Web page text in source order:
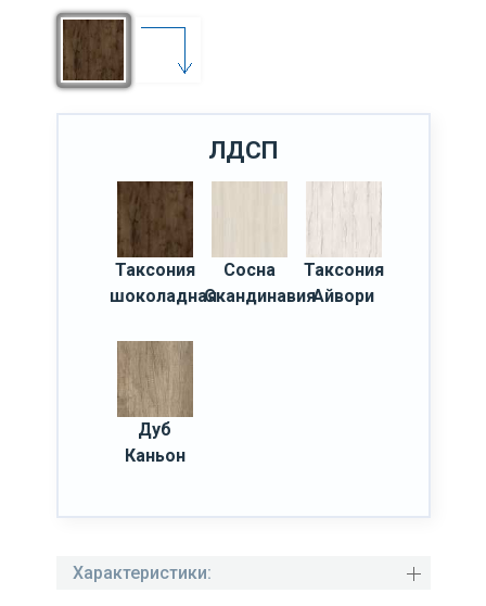
ЛДСП
Таксония
шоколадная
Сосна
Скандинавия
Таксония
Айвори
Дуб
Каньон
Характеристики: